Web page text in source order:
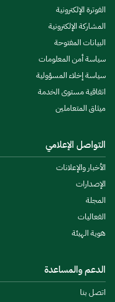
الفوترة الإلكترونية
المشاركة الإلكترونية
البيانات المفتوحة
سياسة أمن المعلومات
سياسة إخلاء المسؤولية
اتفاقية مستوى الخدمة
ميثاق المتعاملين
التواصل الإعلامي
الأخبار والإعلانات
الإصدارات
المجلة
الفعاليات
هوية الهيئة
الدعم والمساعدة
اتصل بنا